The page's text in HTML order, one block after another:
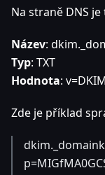
Na straně DNS
Název:
Typ: TXT
Hodnota:
Zde je příklad